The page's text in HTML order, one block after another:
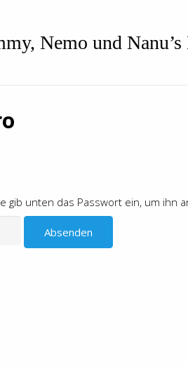
Nemo und
gib unten das Passwort ein, um ihn